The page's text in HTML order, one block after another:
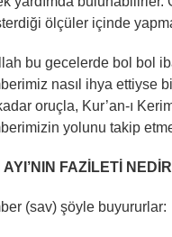
ölçüler içinde
bu gecelerde bol bol
nasıl ihya ettiyse
oruçla, Kur’an-ı
yolunu takip
FAZİLETİ
(sav) şöyle buyururlar: